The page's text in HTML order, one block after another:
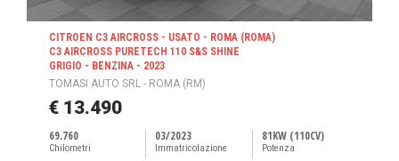
CITROEN C3 AIRCROSS - USATO - ROMA (ROMA)
C3 AIRCROSS PURETECH 110 S&S SHINE
GRIGIO - BENZINA - 2023
TOMASI AUTO SRL - ROMA (RM)
€ 13.490
69.760
Chilometri
03/2023
Immatricolazione
81KW (110CV)
Potenza